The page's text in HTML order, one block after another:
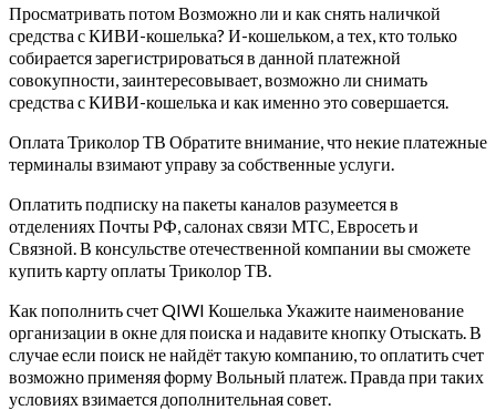
Просматривать потом Возможно ли и как снять наличкой
средства с КИВИ-кошелька? И-кошельком, а тех, кто только
собирается зарегистрироваться в данной платежной
совокупности, заинтересовывает, возможно ли снимать
средства с КИВИ-кошелька и как именно это совершается.
Оплата Триколор ТВ Обратите внимание, что некие платежные
терминалы взимают управу за собственные услуги.
Оплатить подписку на пакеты каналов разумеется в
отделениях Почты РФ, салонах связи МТС, Евросеть и
Связной. В консульстве отечественной компании вы сможете
купить карту оплаты Триколор ТВ.
Как пополнить счет QIWI Кошелька Укажите наименование
организации в окне для поиска и надавите кнопку Отыскать. В
случае если поиск не найдёт такую компанию, то оплатить счет
возможно применяя форму Вольный платеж. Правда при таких
условиях взимается дополнительная совет.